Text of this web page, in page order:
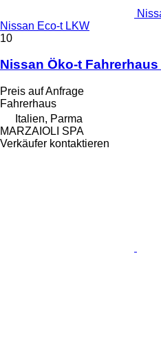
Nissan Eco-t LKW
10
Nissan Öko-t
Preis auf Anfrage
Fahrerhaus
Italien, Parma
MARZAIOLI SPA
Verkäufer kontaktieren